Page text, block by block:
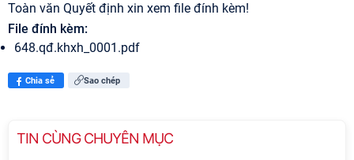
Toàn văn Quyết định xin xem file đính kèm!
File đính kèm:
648.qđ.khxh_0001.pdf
Chia sẻ Sao chép
TIN CÙNG CHUYÊN MỤC